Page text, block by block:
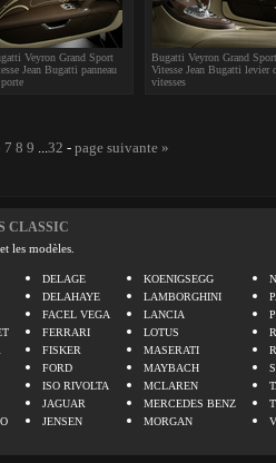
Veyron Grand Sport
Jean Bugatti panneau
Bugatti Veyron Grand Sport
Vitesse Jean Bugatti levier
vitesses
7 8 9 ...32 - page suivante »
CLASSIC
les modèles.
DELAGE
DELAHAYE
FACEL VEGA
FERRARI
FISKER
FORD
ISO RIVOLTA
JAGUAR
JENSEN
KOENIGSEGG
LAMBORGHINI
LANCIA
LOTUS
MASERATI
MAYBACH
MCLAREN
MERCEDES BENZ
MORGAN